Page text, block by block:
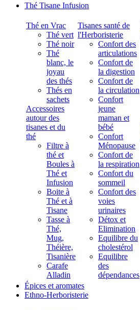
Thé Tisane Infusion
Thé en Vrac
Thé vert
Thé noir
Thé
blanc, le
joyau
des thés
Thés en
sachets
Accessoires
autour des
tisanes et du
thé
Filtre à
thé et
Boules à
Thé et
Infusion
Boite à
Thé et à
Tisane
Tasse à
Thé,
Mug,
Théière,
Tisanière
Carafe
Alladin
Tisanes santé de
l'Herboristerie
Confort des
articulations
Confort de
la digestion
Confort de
la circulation
Confort
jeune
maman et
bébé
Confort
Ménopause
Confort de
la respiration
Confort du
sommeil
Confort des
voies
urinaires
Détox et
Elimination
Equilibre du
cholestérol
Equilibre
des
dépendances
Épices et aromates
Ethno-Herboristerie